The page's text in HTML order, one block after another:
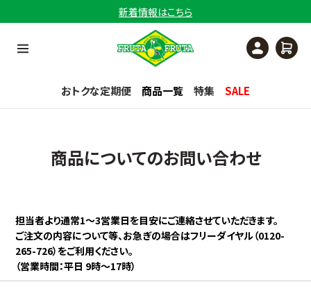
新着情報はこちら
おトクな定期便 商品一覧 特集 SALE
商品についてのお問い合わせ
担当者より通常1〜3営業日を目安にご連絡させていただきます。
ご注文の内容について等、お急ぎの場合はフリーダイヤル（0120-
265-726）をご利用ください。
（営業時間：平日 9時〜17時）